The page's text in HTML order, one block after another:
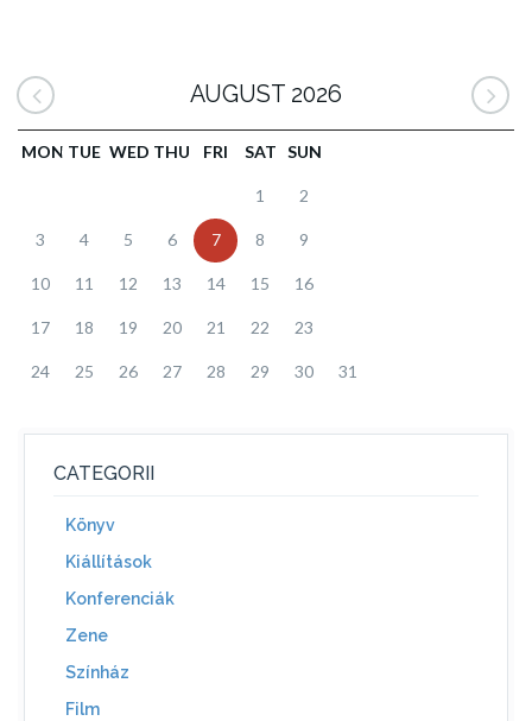
AUGUST 2026
MON TUE WED THU FRI SAT SUN
1 2
3 4 5 6 7 8 9
10 11 12 13 14 15 16
17 18 19 20 21 22 23
24 25 26 27 28 29 30 31
CATEGORII
Könyv
Kiállítások
Konferenciák
Zene
Színház
Film